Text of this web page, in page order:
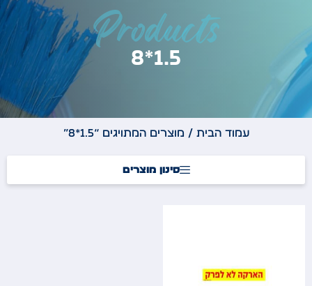
Products
1.5*8
עמוד הבית/ מוצרים המתויגים “1.5*8”
סינון מוצרים